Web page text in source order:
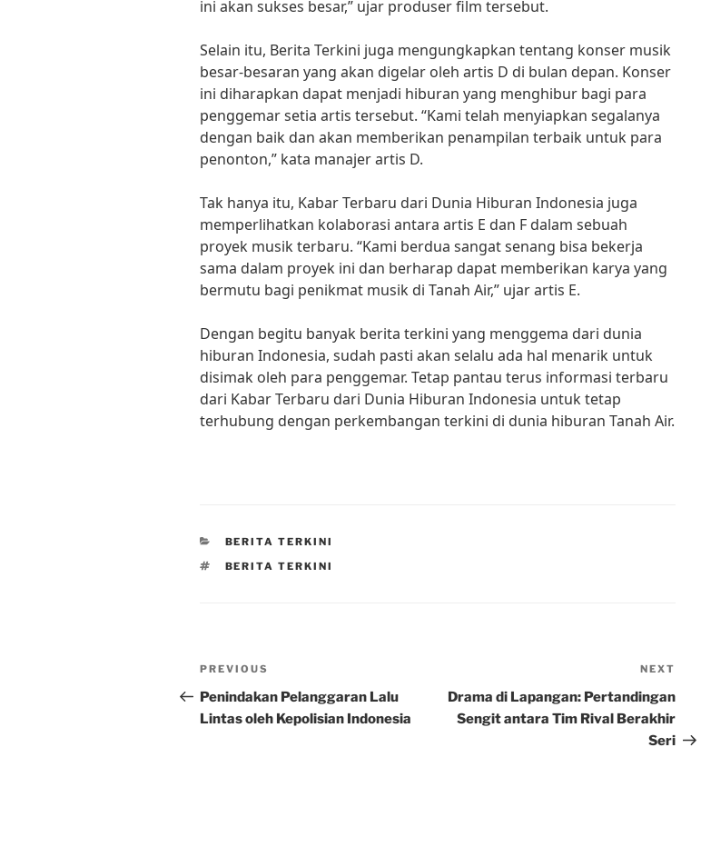
ini akan sukses besar,” ujar produser film tersebut.
Selain itu, Berita Terkini juga mengungkapkan tentang konser musik
besar-besaran yang akan digelar oleh artis D di bulan depan. Konser
ini diharapkan dapat menjadi hiburan yang menghibur bagi para
penggemar setia artis tersebut. “Kami telah menyiapkan segalanya
dengan baik dan akan memberikan penampilan terbaik untuk para
penonton,” kata manajer artis D.
Tak hanya itu, Kabar Terbaru dari Dunia Hiburan Indonesia juga
memperlihatkan kolaborasi antara artis E dan F dalam sebuah
proyek musik terbaru. “Kami berdua sangat senang bisa bekerja
sama dalam proyek ini dan berharap dapat memberikan karya yang
bermutu bagi penikmat musik di Tanah Air,” ujar artis E.
Dengan begitu banyak berita terkini yang menggema dari dunia
hiburan Indonesia, sudah pasti akan selalu ada hal menarik untuk
disimak oleh para penggemar. Tetap pantau terus informasi terbaru
dari Kabar Terbaru dari Dunia Hiburan Indonesia untuk tetap
terhubung dengan perkembangan terkini di dunia hiburan Tanah Air.
CATEGORIES
BERITA TERKINI
TAGS
BERITA TERKINI
Post
navigation
Previous
Post
PREVIOUS
Penindakan Pelanggaran Lalu
Lintas oleh Kepolisian Indonesia
Post
NEXT
Drama di Lapangan: Pertandingan
Sengit antara Tim Rival Berakhir
Seri